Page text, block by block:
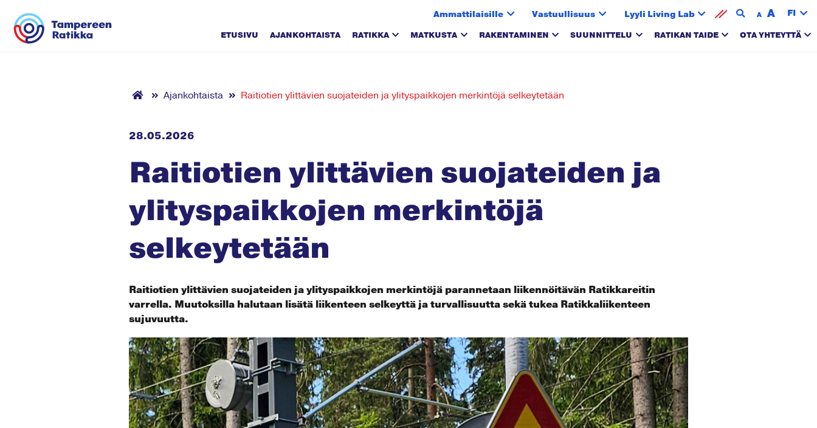
Ammattilaisille Vastuullisuus Lyyli Living Lab A A FI
ETUSIVU AJANKOHTAISTA RATIKKA MATKUSTA RAKENTAMINEN SUUNNITTELU RATIKAN TAIDE OTA YHTEYTTÄ
Ajankohtaista Raitiotien ylittävien suojateiden ja ylityspaikkojen merkintöjä selkeytetään
28.05.2026
Raitiotien ylittävien suojateiden ja
ylityspaikkojen merkintöjä
selkeytetään
Raitiotien ylittävien suojateiden ja ylityspaikkojen merkintöjä parannetaan liikennöitävän Ratikkareitin
varrella. Muutoksilla halutaan lisätä liikenteen selkeyttä ja turvallisuutta sekä tukea Ratikkaliikenteen
sujuvuutta.